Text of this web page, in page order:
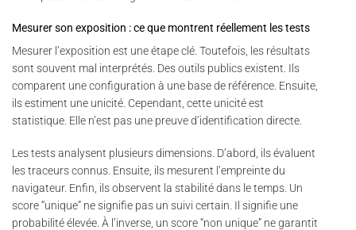
Mesurer son exposition : ce que montrent réellement les tests
Mesurer l’exposition est une étape clé. Toutefois, les résultats
sont souvent mal interprétés. Des outils publics existent. Ils
comparent une configuration à une base de référence. Ensuite,
ils estiment une unicité. Cependant, cette unicité est
statistique. Elle n’est pas une preuve d’identification directe.
Les tests analysent plusieurs dimensions. D’abord, ils évaluent
les traceurs connus. Ensuite, ils mesurent l’empreinte du
navigateur. Enfin, ils observent la stabilité dans le temps. Un
score “unique” ne signifie pas un suivi certain. Il signifie une
probabilité élevée. À l’inverse, un score “non unique” ne garantit